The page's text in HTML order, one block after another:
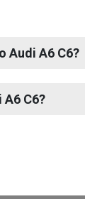
Audi A6 C6?
C6?